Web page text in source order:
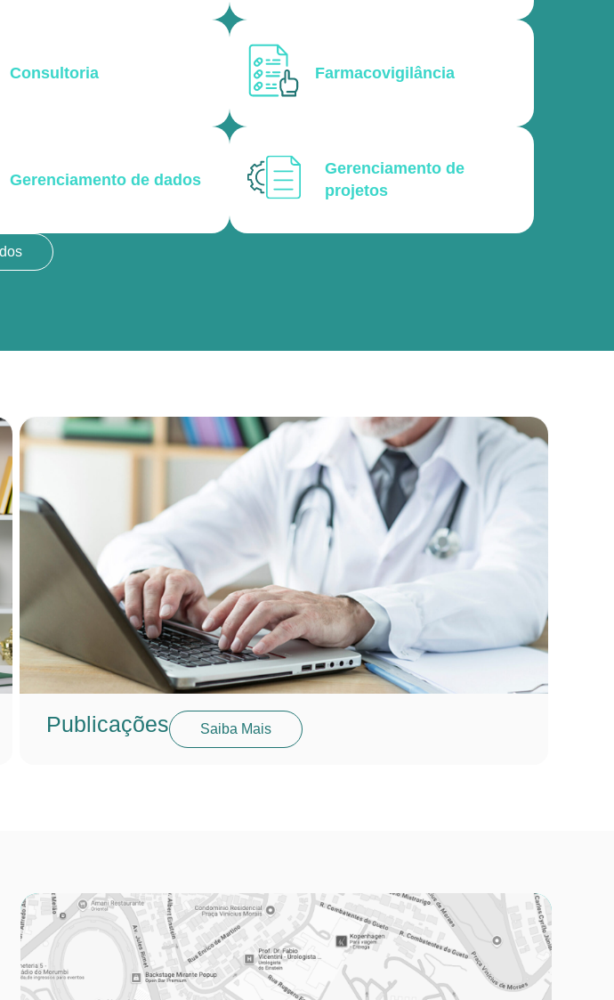
Consultoria Farmacovigilância
Gerenciamento de dados
Gerenciamento de
projetos
Publicações Saiba Mais